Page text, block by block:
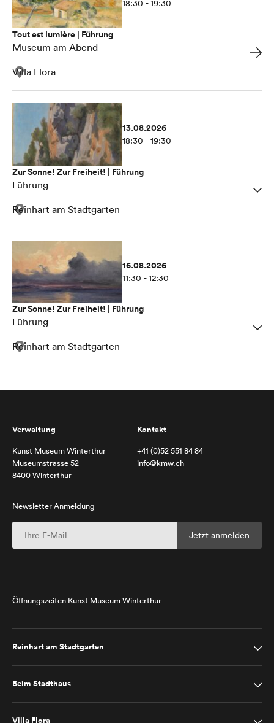
18:30 - 19:30
Tout est lumière | Führung
Museum am Abend
Villa Flora
13.08.2026
18:30 - 19:30
Zur Sonne! Zur Freiheit! | Führung
Führung
Reinhart am Stadtgarten
16.08.2026
11:30 - 12:30
Zur Sonne! Zur Freiheit! | Führung
Führung
Reinhart am Stadtgarten
Verwaltung
Kunst Museum Winterthur
Museumstrasse 52
8400 Winterthur
Kontakt
+41 (0)52 551 84 84
info@kmw.ch
Newsletter Anmeldung
Öffnungszeiten Kunst Museum Winterthur
Reinhart am Stadtgarten
Beim Stadthaus